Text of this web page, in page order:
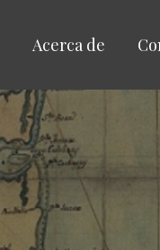
Acerca de